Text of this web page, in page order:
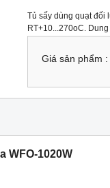
Tủ sấy dùng quạt đối
RT+10...270oC.
Giá sản phẩm :
WFO-1020W